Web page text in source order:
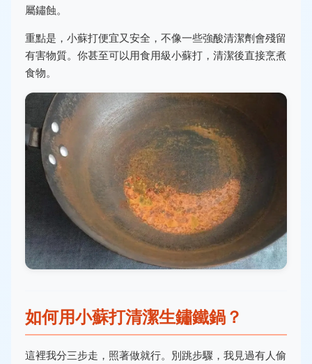
屬鏽蝕。
重點是，小蘇打便宜又安全，不像一些強酸清潔劑會殘留
有害物質。你甚至可以用食用級小蘇打，清潔後直接烹煮
食物。
如何用小蘇打清潔生鏽鐵鍋？
這裡我分三步走，照著做就行。別跳步驟，我見過有人偷